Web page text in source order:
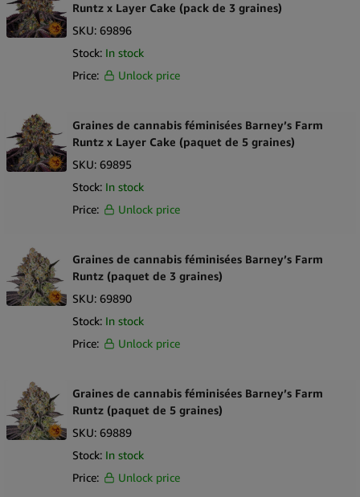
Runtz x Layer Cake (pack de 3 graines)
SKU: 69896
Stock: In stock
Price:
Unlock price
Graines de cannabis féminisées Barney’s Farm
Runtz x Layer Cake (paquet de 5 graines)
SKU: 69895
Stock: In stock
Price:
Unlock price
Graines de cannabis féminisées Barney’s Farm
Runtz (paquet de 3 graines)
SKU: 69890
Stock: In stock
Price:
Unlock price
Graines de cannabis féminisées Barney’s Farm
Runtz (paquet de 5 graines)
SKU: 69889
Stock: In stock
Price:
Unlock price